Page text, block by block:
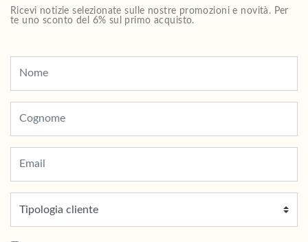
Ricevi notizie selezionate sulle nostre promozioni e novità. Per
te uno sconto del 6% sul primo acquisto.